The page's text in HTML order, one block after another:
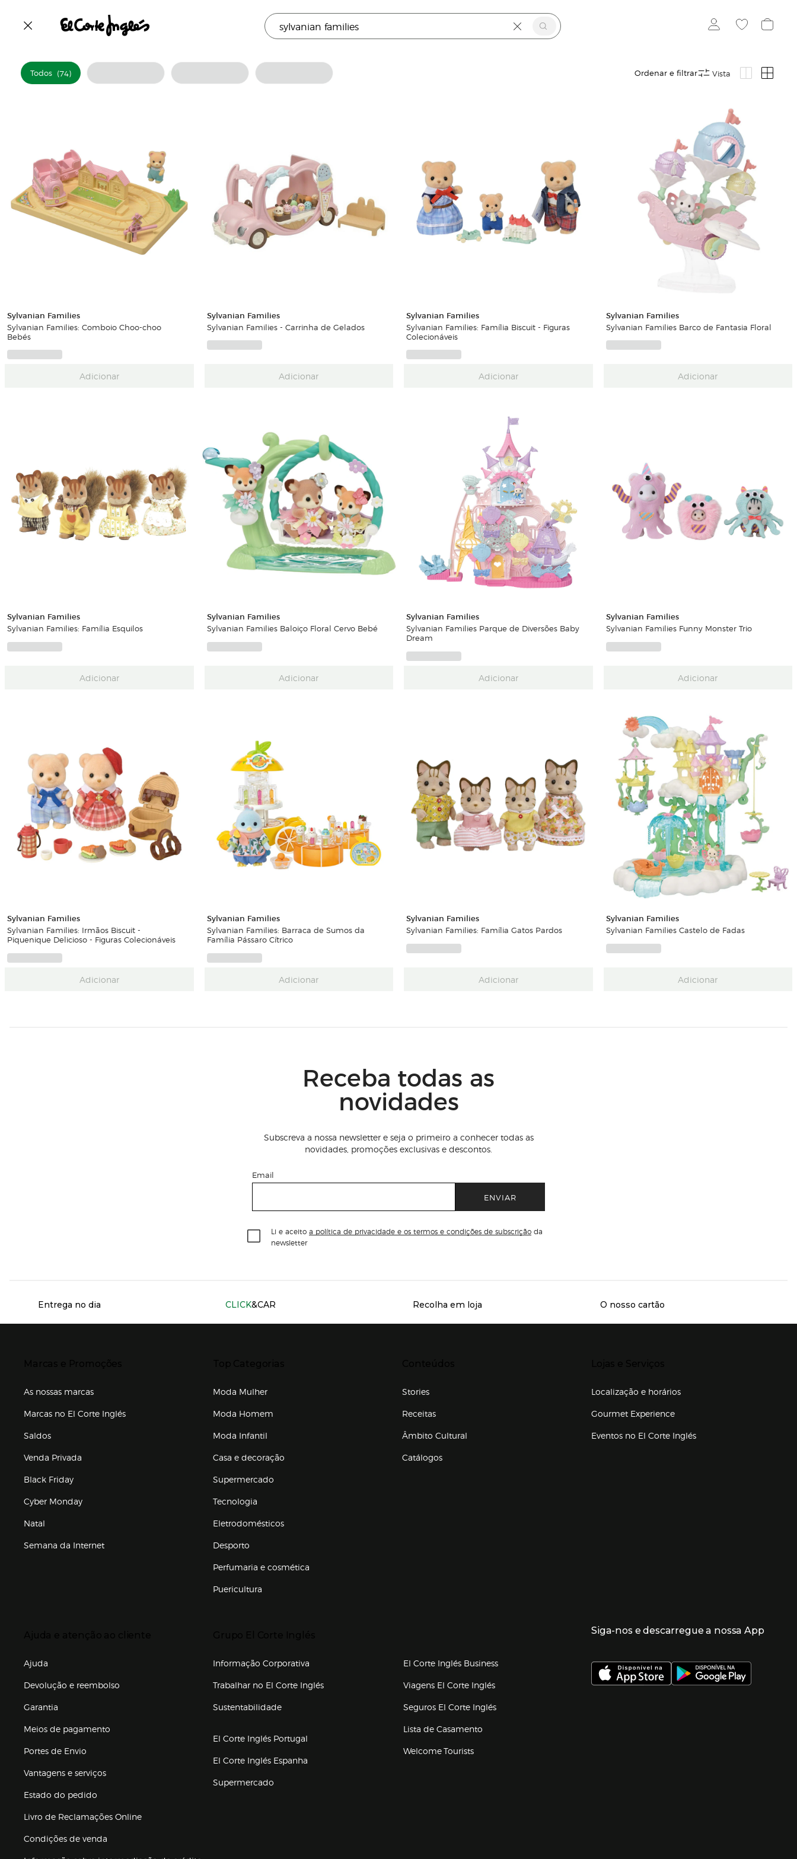
El corte inglés sylvanian families
Todos (74) Ordenar e filtrar Vista
Sylvanian Families
Sylvanian Families: Comboio Choo-choo
Bebés
Adicionar
Sylvanian Families
Sylvanian Families - Carrinha de Gelados
Adicionar
Sylvanian Families
Sylvanian Families: Família Biscuit - Figuras
Colecionáveis
Adicionar
Sylvanian Families
Sylvanian Families Barco de Fantasia Floral
Adicionar
Sylvanian Families
Sylvanian Families: Família Esquilos
Adicionar
Sylvanian Families
Sylvanian Families Baloiço Floral Cervo Bebé
Adicionar
Sylvanian Families
Sylvanian Families Parque de Diversões Baby
Dream
Adicionar
Sylvanian Families
Sylvanian Families Funny Monster Trio
Adicionar
Sylvanian Families
Sylvanian Families: Irmãos Biscuit -
Piquenique Delicioso - Figuras Colecionáveis
Adicionar
Sylvanian Families
Sylvanian Families: Barraca de Sumos da
Família Pássaro Cítrico
Adicionar
Sylvanian Families
Sylvanian Families: Família Gatos Pardos
Adicionar
Sylvanian Families
Sylvanian Families Castelo de Fadas
Adicionar
Receba todas as
novidades
Subscreva a nossa newsletter e seja o primeiro a conhecer todas as
novidades, promoções exclusivas e descontos.
Email
ENVIAR
Li e aceito a política de privacidade e os termos e condições de subscrição da
newsletter
Servicios destacados
Entrega no dia CLICK&CAR Recolha em loja O nosso cartão
As nossas marcas
Marcas no El Corte Inglés
Saldos
Venda Privada
Black Friday
Cyber Monday
Natal
Semana da Internet
Moda Mulher
Moda Homem
Moda Infantil
Casa e decoração
Supermercado
Tecnologia
Eletrodomésticos
Desporto
Perfumaria e cosmética
Puericultura
Stories
Receitas
Âmbito Cultural
Catálogos
Localização e horários
Gourmet Experience
Eventos no El Corte Inglés
Ajuda
Devolução e reembolso
Garantia
Meios de pagamento
Portes de Envio
Vantagens e serviços
Estado do pedido
Livro de Reclamações Online
Condições de venda
Informação Corporativa
Trabalhar no El Corte Inglés(abre en nueva ventana)
Sustentabilidade
El Corte Inglés Portugal
El Corte Inglés Espanha
Supermercado
El Corte Inglés Business
Viagens El Corte Inglés(abre en nueva ventana)
Seguros El Corte Inglés(abre en nueva ventana)
Lista de Casamento
Welcome Tourists
Enlaces de grupo el corte inglés
Siga-nos e descarregue a nossa App